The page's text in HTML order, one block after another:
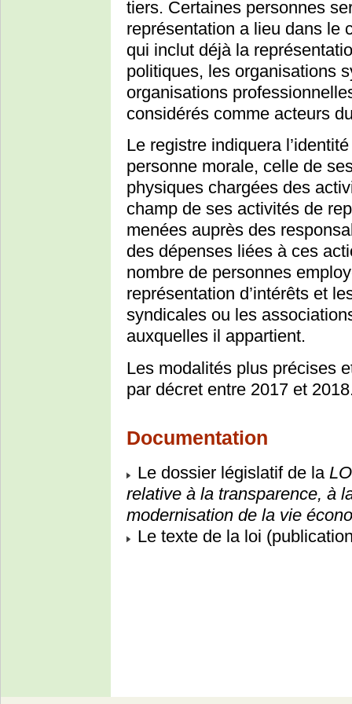
tiers. Certaines personnes
représentation a lieu dans le
qui inclut déjà la
politiques, les organisations
organisations
considérés comme acteurs
Le registre indiquera
personne morale, celle de
physiques chargées des
champ de ses activités de
menées auprès des
des dépenses liées à ces
nombre de personnes
représentation d’intérêts et
syndicales ou les
auxquelles il appartient.
Les modalités plus précises
par décret entre 2017 et
Documentation
Le dossier législatif de la
relative à la transparence, à
modernisation de la vie
Le texte de la loi